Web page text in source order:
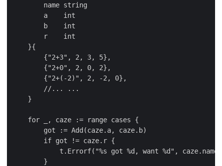
        name string
        a    int
        b    int
        r    int
    }{
        {"2+3", 2, 3, 5},
        {"2+0", 2, 0, 2},
        {"2+(-2)", 2, -2, 0},
        //... ...
    }
    for _, caze := range cases {
        got := Add(caze.a, caze.b)
        if got != caze.r {
t.Errorf("%s got %d, want %d",
        }